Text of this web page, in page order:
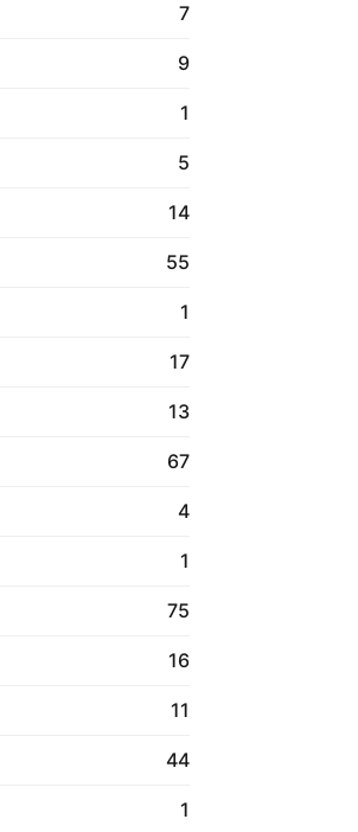
7
9
1
5
14
55
1
17
13
67
4
1
75
16
11
44
1